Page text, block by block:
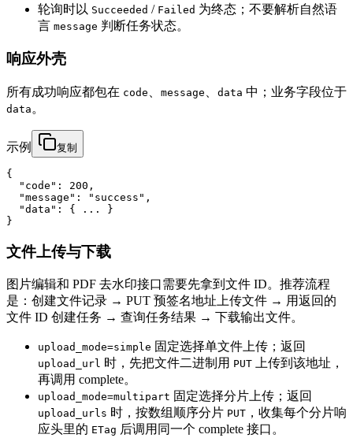
轮询时以 Succeeded / Failed 为终态；不要解析自然语
言 message 判断任务状态。
响应外壳
所有成功响应都包在 code message data 中；业务字段位于
data 。
示例 复制
{
  "code": 200,
  "message": "success",
  "data": { ... }
}
文件上传与下载
图片编辑和 PDF 去水印接口需要先拿到文件 ID。推荐流程
是：创建文件记录 → PUT 预签名地址上传文件 → 用返回的
文件 ID 创建任务 → 查询任务结果 → 下载输出文件。
upload_mode=simple 固定选择单文件上传；返回
upload_url 时，先把文件二进制用 PUT 上传到该地址，
再调用 complete。
upload_mode=multipart 固定选择分片上传；返回
upload_urls 时，按数组顺序分片 PUT ，收集每个分片响
应头里的 ETag 后调用同一个 complete 接口。